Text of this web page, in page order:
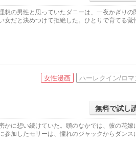
想の男性と思っていたダニーは、一夜かぎりの
女だと決めつけて拒絶した。ひとりで育てる覚
女性漫画 ハーレクイン/ロマ
無料で試し
かに想い続けていた。頭のなかでは、彼の花嫁
加したモリーは、憧れのジャックからダンス